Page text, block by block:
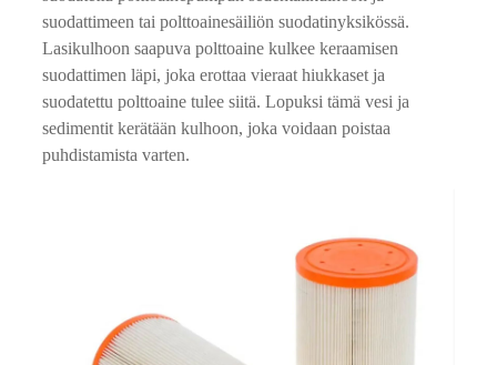
suodattimeen tai polttoainesäiliön suodatinyksikössä.
Lasikulhoon saapuva polttoaine kulkee keraamisen
suodattimen läpi, joka erottaa vieraat hiukkaset ja
suodatettu polttoaine tulee siitä. Lopuksi tämä vesi ja
sedimentit kerätään kulhoon, joka voidaan poistaa
puhdistamista varten.